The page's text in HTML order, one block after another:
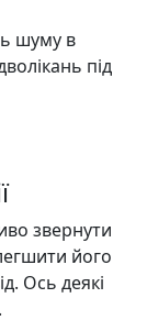
шуму в
під
звернути
його
Ось деякі